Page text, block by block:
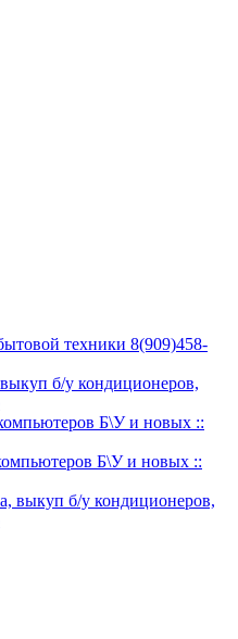
техники 8(909)458-
б/у кондиционеров,
Б\У и новых ::
Б\У и новых ::
выкуп б/у кондиционеров,